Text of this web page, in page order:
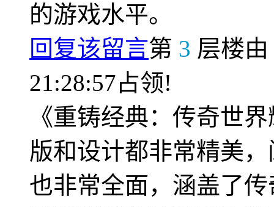
的游戏水平。
回复该留言第 3 层楼由
21:28:57占领!
《重铸经典：传奇世
版和设计都非常精美
也非常全面，涵盖了